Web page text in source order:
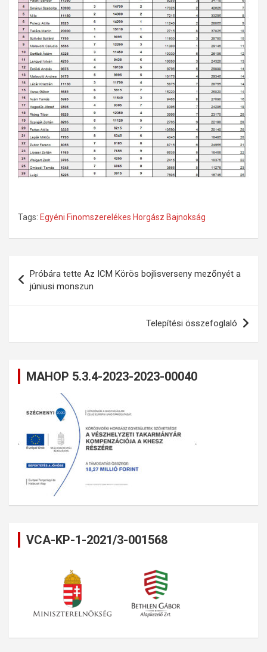
Tags: Egyéni Finomszerelékes Horgász Bajnokság
navigáció
Próbára tette Az ICM Körös bojlisverseny mezőnyét a
júniusi monszun
Telepítési összefoglaló
MAHOP 5.3.4-2023-2023-00040
VCA-KP-1-2021/3-001568